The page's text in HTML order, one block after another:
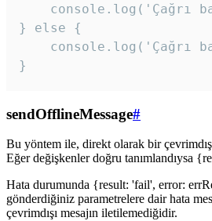
console.log('Çağrı
} else {
console.log('Çağrı
}
sendOfflineMessage#
Bu yöntem ile, direkt olarak bir
Eğer değişkenler doğru tanımlandıysa
Hata durumunda {result: 'fail', error:
gönderdiğiniz parametrelere dair hata
çevrimdışı mesajın iletilemediğidir.